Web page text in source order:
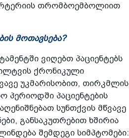
თრომბოემბოლიით
მოთავსება?
ვიღებთ პაციენტებს
ქრონიკული
უკმარისობით, თირკმლის
პერიოდში პაციენტების
სუნთქვის მწვავე
განსაკუთრებით ხშირია
შემდეგი სიმპტომები: